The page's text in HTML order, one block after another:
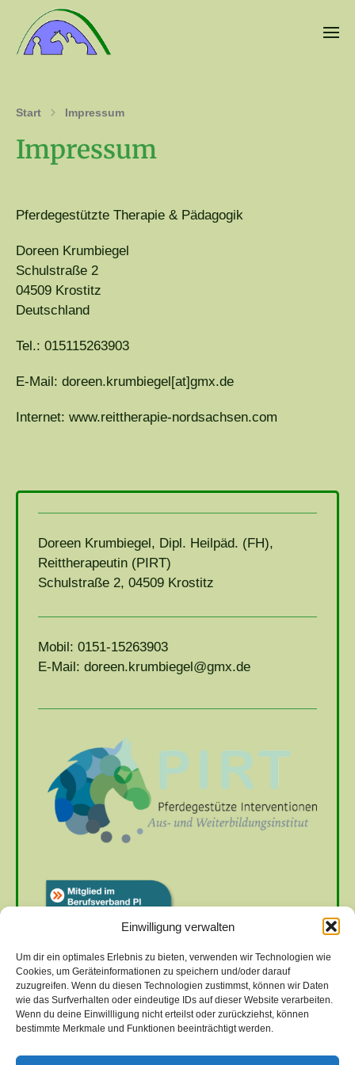
Einwilligung verwalten
Um dir ein optimales Erlebnis zu bieten, verwenden wir Technologien wie
Cookies, um Geräteinformationen zu speichern und/oder darauf
zuzugreifen. Wenn du diesen Technologien zustimmst, können wir Daten
wie das Surfverhalten oder eindeutige IDs auf dieser Website verarbeiten.
Wenn du deine Einwillligung nicht erteilst oder zurückziehst, können
bestimmte Merkmale und Funktionen beeinträchtigt werden.
Start Impressum
Impressum
Pferdegestützte Therapie & Pädagogik
Doreen Krumbiegel
Schulstraße 2
04509 Krostitz
Deutschland
Tel.: 015115263903
E-Mail: doreen.krumbiegel[at]gmx.de
Internet: www.reittherapie-nordsachsen.com
Doreen Krumbiegel, Dipl. Heilpäd. (FH),
Reittherapeutin (PIRT)
Schulstraße 2, 04509 Krostitz
Mobil: 0151-15263903
E-Mail: doreen.krumbiegel@gmx.de